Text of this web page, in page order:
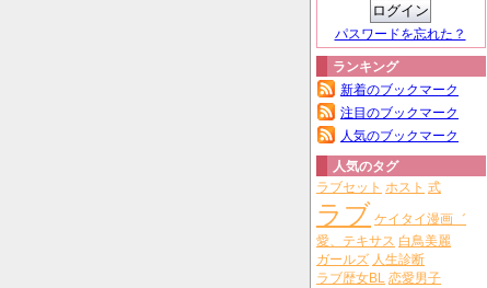
パスワードを忘れた？
ランキング
新着のブックマーク
注目のブックマーク
人気のブックマーク
人気のタグ
ラブセット ホスト 式
ラブ ケイタイ漫画゛
愛、テキサス 白鳥美麗
ガールズ 人生診断
ラブ歴女BL 恋愛男子